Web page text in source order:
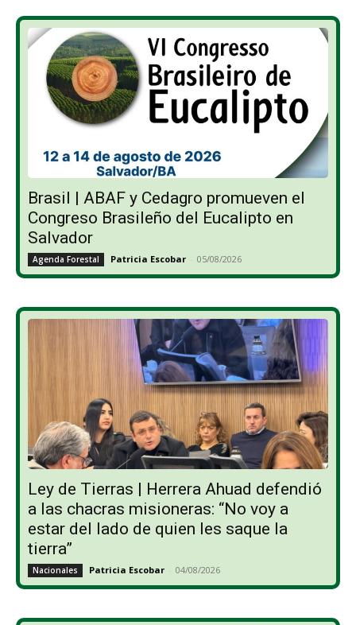
Brasil | ABAF y Cedagro promueven el
Congreso Brasileño del Eucalipto en
Salvador
Agenda Forestal Patricia Escobar - 05/08/2026
Ley de Tierras | Herrera Ahuad defendió
a las chacras misioneras: “No voy a
estar del lado de quien les saque la
tierra”
Nacionales Patricia Escobar - 04/08/2026